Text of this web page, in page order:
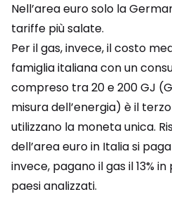
Nell’area euro solo la
tariffe più salate.
Per il gas, invece, il costo
famiglia italiana con un
compreso tra 20 e 200 GJ
misura dell’energia) è il
utilizzano la moneta unica.
dell’area euro in Italia si paga
invece, pagano il gas il 13%
paesi analizzati.